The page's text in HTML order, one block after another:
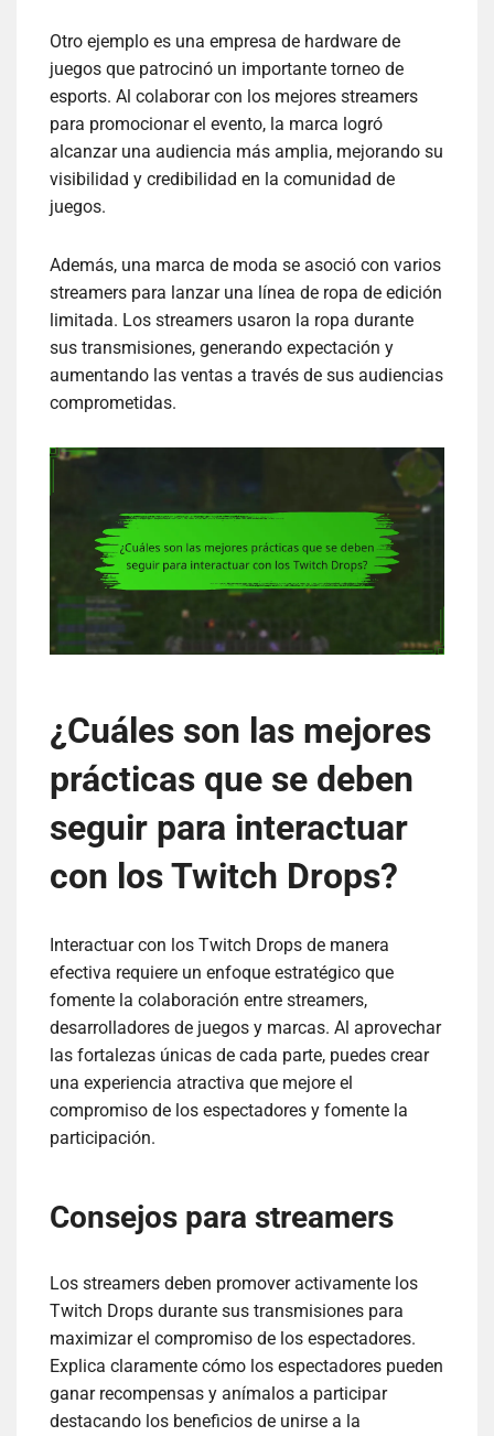
Otro ejemplo es una empresa de hardware de
juegos que patrocinó un importante torneo de
esports. Al colaborar con los mejores streamers
para promocionar el evento, la marca logró
alcanzar una audiencia más amplia, mejorando su
visibilidad y credibilidad en la comunidad de
juegos.
Además, una marca de moda se asoció con varios
streamers para lanzar una línea de ropa de edición
limitada. Los streamers usaron la ropa durante
sus transmisiones, generando expectación y
aumentando las ventas a través de sus audiencias
comprometidas.
¿Cuáles son las mejores
prácticas que se deben
seguir para interactuar
con los Twitch Drops?
Interactuar con los Twitch Drops de manera
efectiva requiere un enfoque estratégico que
fomente la colaboración entre streamers,
desarrolladores de juegos y marcas. Al aprovechar
las fortalezas únicas de cada parte, puedes crear
una experiencia atractiva que mejore el
compromiso de los espectadores y fomente la
participación.
Consejos para streamers
Los streamers deben promover activamente los
Twitch Drops durante sus transmisiones para
maximizar el compromiso de los espectadores.
Explica claramente cómo los espectadores pueden
ganar recompensas y anímalos a participar
destacando los beneficios de unirse a la